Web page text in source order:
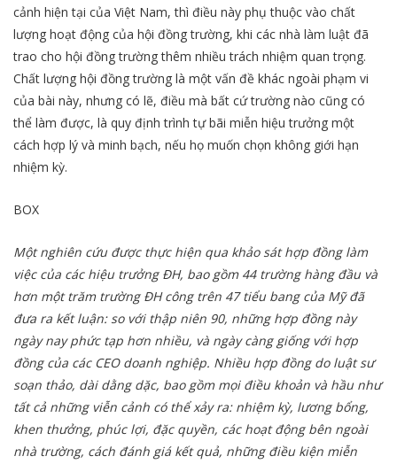
cảnh hiện tại của Việt Nam, thì điều này phụ thuộc vào chất
lượng hoạt động của hội đồng trường, khi các nhà làm luật đã
trao cho hội đồng trường thêm nhiều trách nhiệm quan trọng.
Chất lượng hội đồng trường là một vấn đề khác ngoài phạm vi
của bài này, nhưng có lẽ, điều mà bất cứ trường nào cũng có
thể làm được, là quy định trình tự bãi miễn hiệu trưởng một
cách hợp lý và minh bạch, nếu họ muốn chọn không giới hạn
nhiệm kỳ.
BOX
Một nghiên cứu được thực hiện qua khảo sát hợp đồng làm
việc của các hiệu trưởng ĐH, bao gồm 44 trường hàng đầu và
hơn một trăm trường ĐH công trên 47 tiểu bang của Mỹ đã
đưa ra kết luận: so với thập niên 90, những hợp đồng này
ngày nay phức tạp hơn nhiều, và ngày càng giống với hợp
đồng của các CEO doanh nghiệp. Nhiều hợp đồng do luật sư
soạn thảo, dài dằng dặc, bao gồm mọi điều khoản và hầu như
tất cả những viễn cảnh có thể xảy ra: nhiệm kỳ, lương bổng,
khen thưởng, phúc lợi, đặc quyền, các hoạt động bên ngoài
nhà trường, cách đánh giá kết quả, những điều kiện miễn